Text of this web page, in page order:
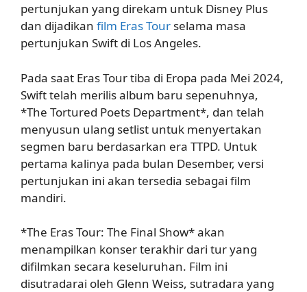
pertunjukan yang direkam untuk Disney Plus
dan dijadikan film Eras Tour selama masa
pertunjukan Swift di Los Angeles.
Pada saat Eras Tour tiba di Eropa pada Mei 2024,
Swift telah merilis album baru sepenuhnya,
*The Tortured Poets Department*, dan telah
menyusun ulang setlist untuk menyertakan
segmen baru berdasarkan era TTPD. Untuk
pertama kalinya pada bulan Desember, versi
pertunjukan ini akan tersedia sebagai film
mandiri.
*The Eras Tour: The Final Show* akan
menampilkan konser terakhir dari tur yang
difilmkan secara keseluruhan. Film ini
disutradarai oleh Glenn Weiss, sutradara yang